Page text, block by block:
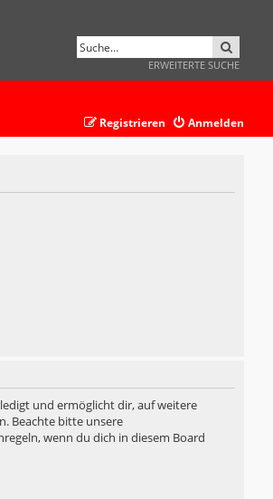
ERWEITERTE SUCHE
Anmelden
Registrieren
und ermöglicht dir, auf weitere
Beachte bitte unsere
wenn du dich in diesem Board